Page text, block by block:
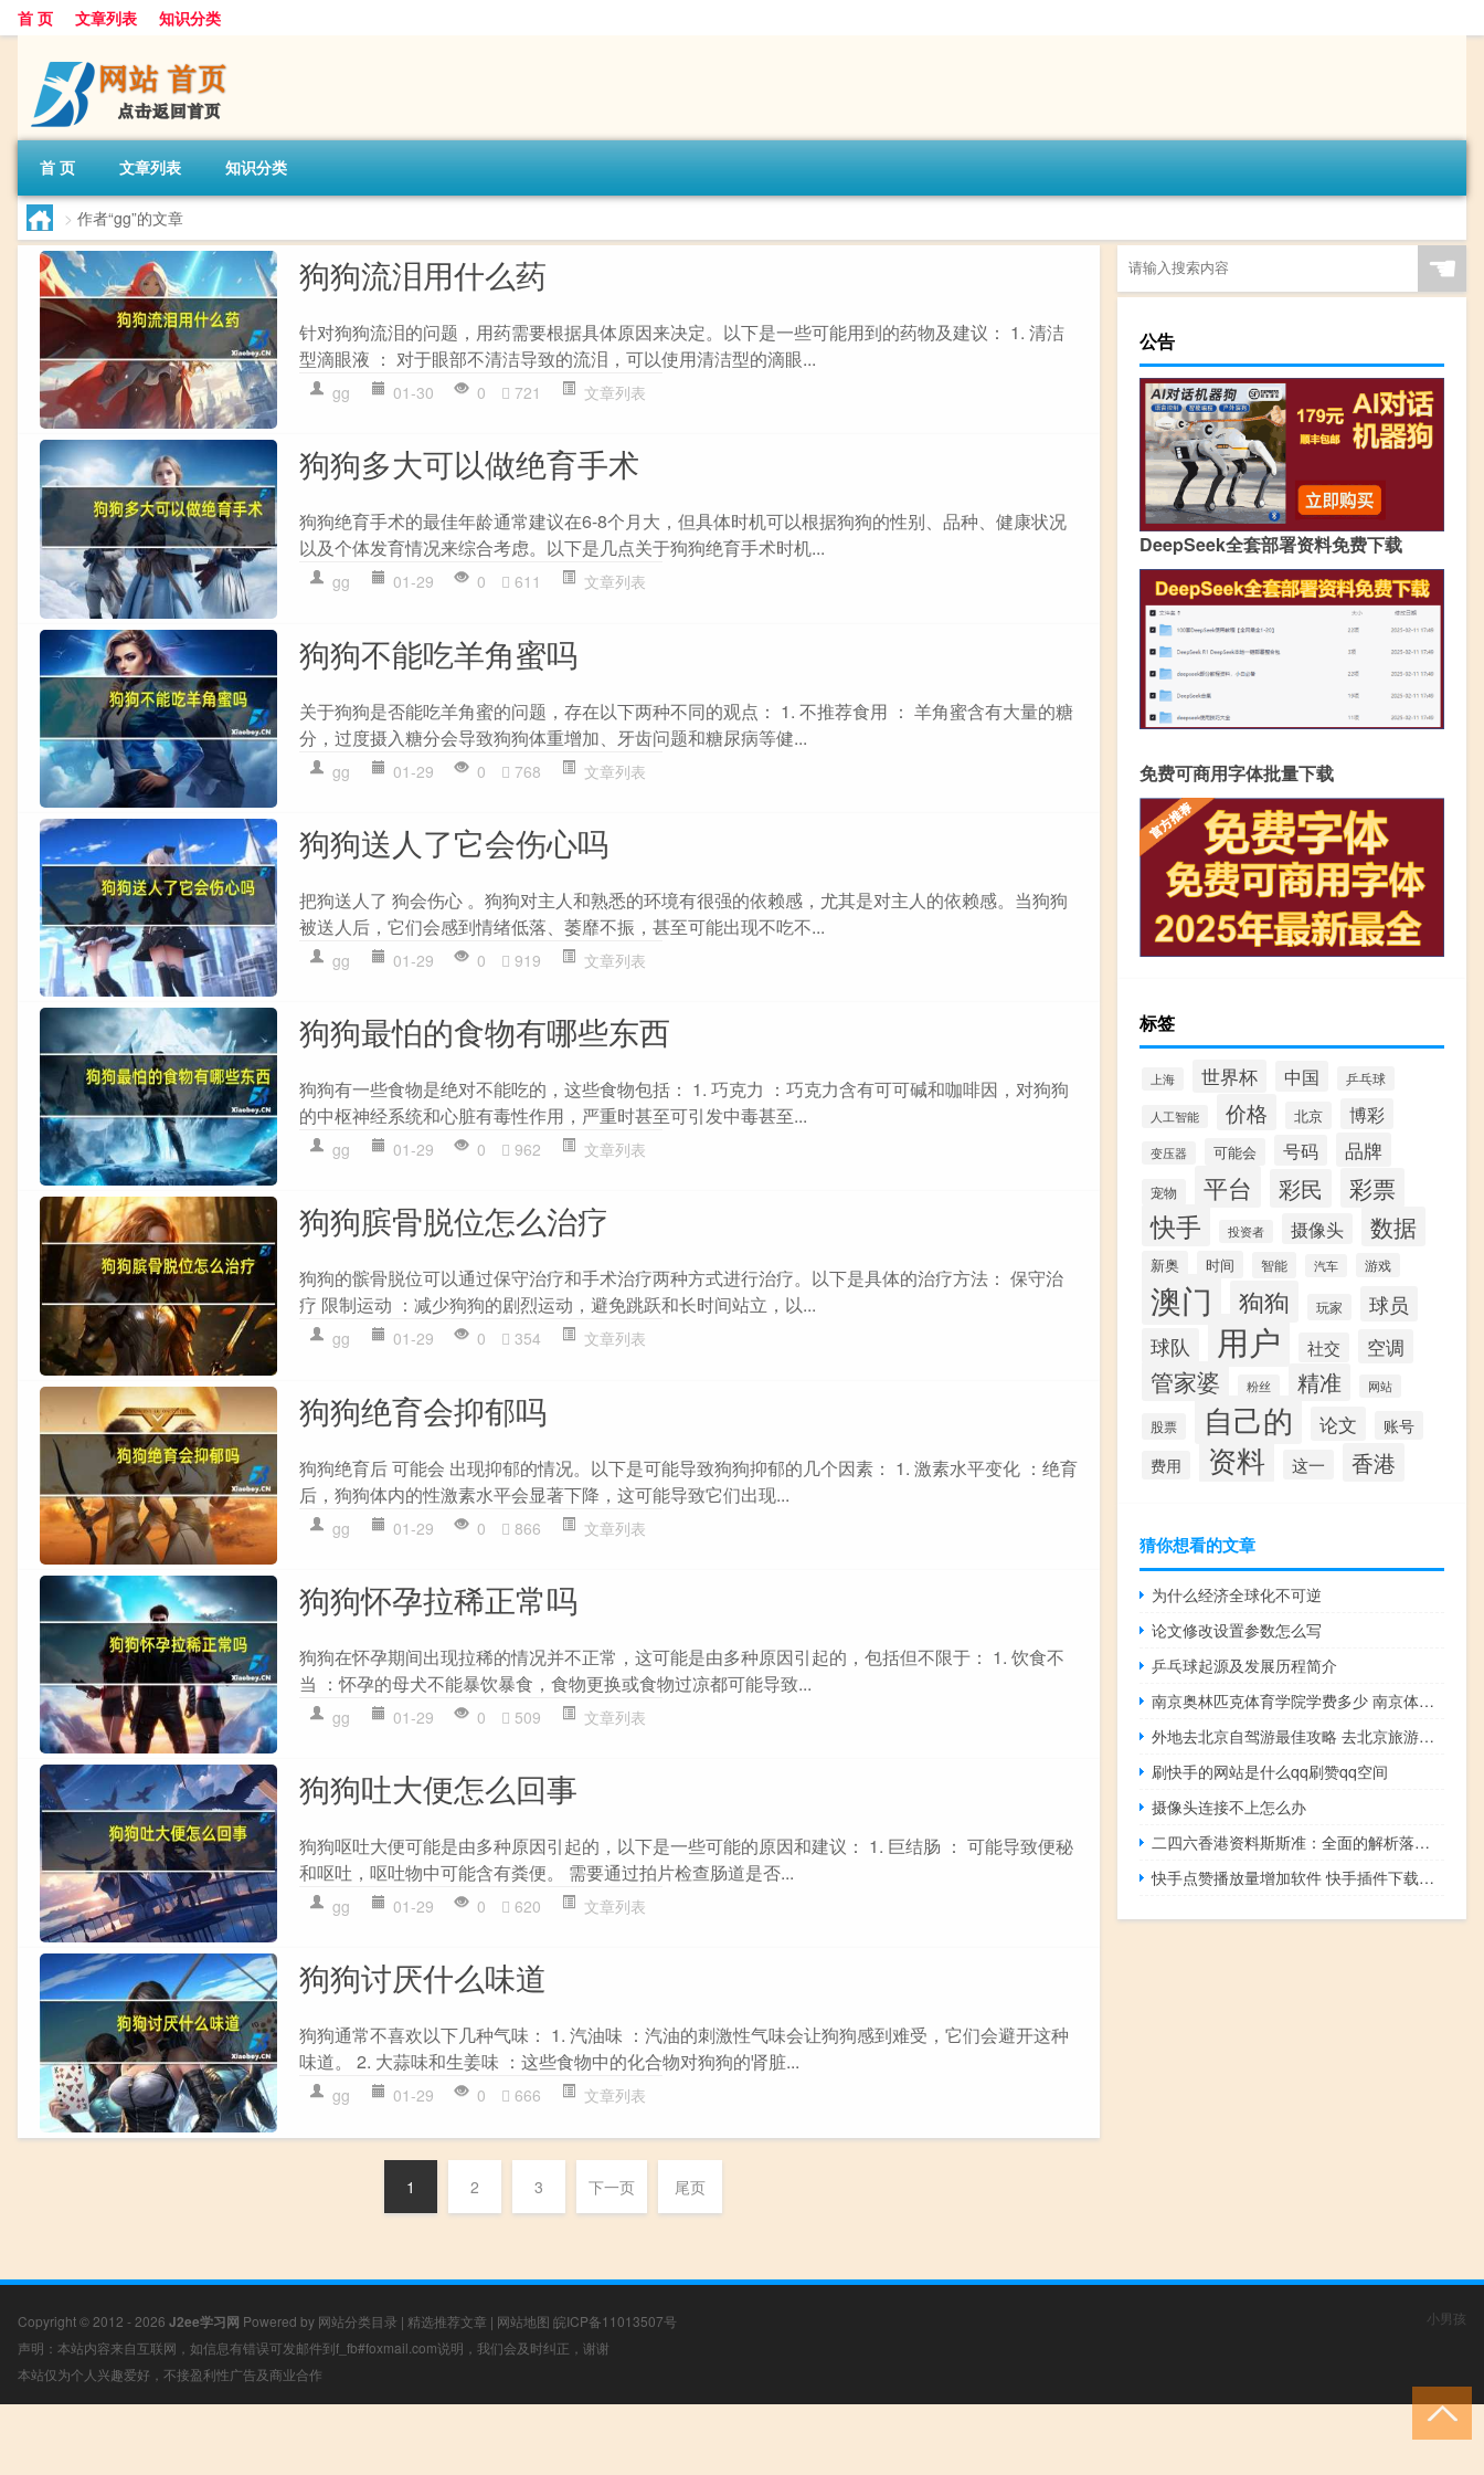
首 页 文章列表 知识分类
首 页 文章列表 知识分类
> 作者“gg”的文章
狗狗流泪用什么药
针对狗狗流泪的问题，用药需要根据具体原因来决定。以下是一些可能用到的药物及建议： 1. 清洁
型滴眼液 ： 对于眼部不清洁导致的流泪，可以使用清洁型的滴眼...
gg 01-30 0 721 文章列表
狗狗多大可以做绝育手术
狗狗绝育手术的最佳年龄通常建议在6-8个月大，但具体时机可以根据狗狗的性别、品种、健康状况
以及个体发育情况来综合考虑。以下是几点关于狗狗绝育手术时机...
gg 01-29 0 611 文章列表
狗狗不能吃羊角蜜吗
关于狗狗是否能吃羊角蜜的问题，存在以下两种不同的观点： 1. 不推荐食用 ： 羊角蜜含有大量的糖
分，过度摄入糖分会导致狗狗体重增加、牙齿问题和糖尿病等健...
gg 01-29 0 768 文章列表
狗狗送人了它会伤心吗
把狗送人了 狗会伤心 。狗狗对主人和熟悉的环境有很强的依赖感，尤其是对主人的依赖感。当狗狗
被送人后，它们会感到情绪低落、萎靡不振，甚至可能出现不吃不...
gg 01-29 0 919 文章列表
狗狗最怕的食物有哪些东西
狗狗有一些食物是绝对不能吃的，这些食物包括： 1. 巧克力 ：巧克力含有可可碱和咖啡因，对狗狗
的中枢神经系统和心脏有毒性作用，严重时甚至可引发中毒甚至...
gg 01-29 0 962 文章列表
狗狗膑骨脱位怎么治疗
狗狗的髌骨脱位可以通过保守治疗和手术治疗两种方式进行治疗。以下是具体的治疗方法： 保守治
疗 限制运动 ：减少狗狗的剧烈运动，避免跳跃和长时间站立，以...
gg 01-29 0 354 文章列表
狗狗绝育会抑郁吗
狗狗绝育后 可能会 出现抑郁的情况。以下是可能导致狗狗抑郁的几个因素： 1. 激素水平变化 ：绝育
后，狗狗体内的性激素水平会显著下降，这可能导致它们出现...
gg 01-29 0 866 文章列表
狗狗怀孕拉稀正常吗
狗狗在怀孕期间出现拉稀的情况并不正常，这可能是由多种原因引起的，包括但不限于： 1. 饮食不
当 ：怀孕的母犬不能暴饮暴食，食物更换或食物过凉都可能导致...
gg 01-29 0 509 文章列表
狗狗吐大便怎么回事
狗狗呕吐大便可能是由多种原因引起的，以下是一些可能的原因和建议： 1. 巨结肠 ： 可能导致便秘
和呕吐，呕吐物中可能含有粪便。 需要通过拍片检查肠道是否...
gg 01-29 0 620 文章列表
狗狗讨厌什么味道
狗狗通常不喜欢以下几种气味： 1. 汽油味 ：汽油的刺激性气味会让狗狗感到难受，它们会避开这种
味道。 2. 大蒜味和生姜味 ：这些食物中的化合物对狗狗的肾脏...
gg 01-29 0 666 文章列表
1 2 3 下一页 尾页
☚
公告
DeepSeek全套部署资料免费下载
免费可商用字体批量下载
标签
上海 世界杯 中国 乒乓球
人工智能 价格 北京 博彩
变压器 可能会 号码 品牌
宠物 平台 彩民 彩票
快手 投资者 摄像头 数据
新奥 时间 智能 汽车 游戏
澳门 狗狗 玩家
球员
球队
用户 社交 空调
管家婆 粉丝 精准 网站
股票 自己的 论文
账号
费用
资料 这一 香港
猜你想看的文章
为什么经济全球化不可逆
论文修改设置参数怎么写
乒乓球起源及发展历程简介
南京奥林匹克体育学院学费多少 南京体育学院奥林匹克学院
外地去北京自驾游最佳攻略 去北京旅游攻略及费用
刷快手的网站是什么qq刷赞qq空间
摄像头连接不上怎么办
二四六香港资料斯斯准：全面的解析落实-3861.3D.A848
快手点赞播放量增加软件 快手插件下载动态壁纸(快手点赞量和播放量可以挣钱吗)
Copyright © 2012 - 2026 J2ee学习网 Powered by 网站分类目录 | 精选推荐文章 | 网站地图 皖ICP备11013507号
声明：本站内容来自互联网，如信息有错误可发邮件到f_fb#foxmail.com说明，我们会及时纠正，谢谢
本站仅为个人兴趣爱好，不接盈利性广告及商业合作
小男孩